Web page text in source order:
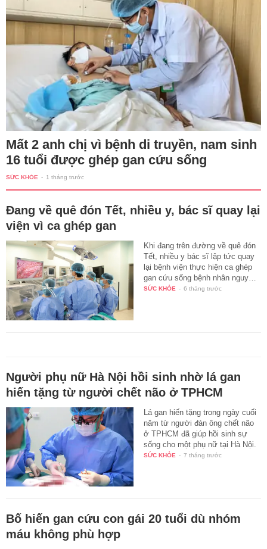
Mất 2 anh chị vì bệnh di truyền, nam sinh
16 tuổi được ghép gan cứu sống
SỨC KHỎE - 1 tháng trước
Đang về quê đón Tết, nhiều y, bác sĩ quay lại
viện vì ca ghép gan
Khi đang trên đường về quê đón
Tết, nhiều y bác sĩ lập tức quay
lại bệnh viện thực hiện ca ghép
gan cứu sống bệnh nhân nguy…
SỨC KHỎE - 6 tháng trước
Người phụ nữ Hà Nội hồi sinh nhờ lá gan
hiến tặng từ người chết não ở TPHCM
Lá gan hiến tặng trong ngày cuối
năm từ người đàn ông chết não
ở TPHCM đã giúp hồi sinh sự
sống cho một phụ nữ tại Hà Nội.
SỨC KHỎE - 7 tháng trước
Bố hiến gan cứu con gái 20 tuổi dù nhóm
máu không phù hợp